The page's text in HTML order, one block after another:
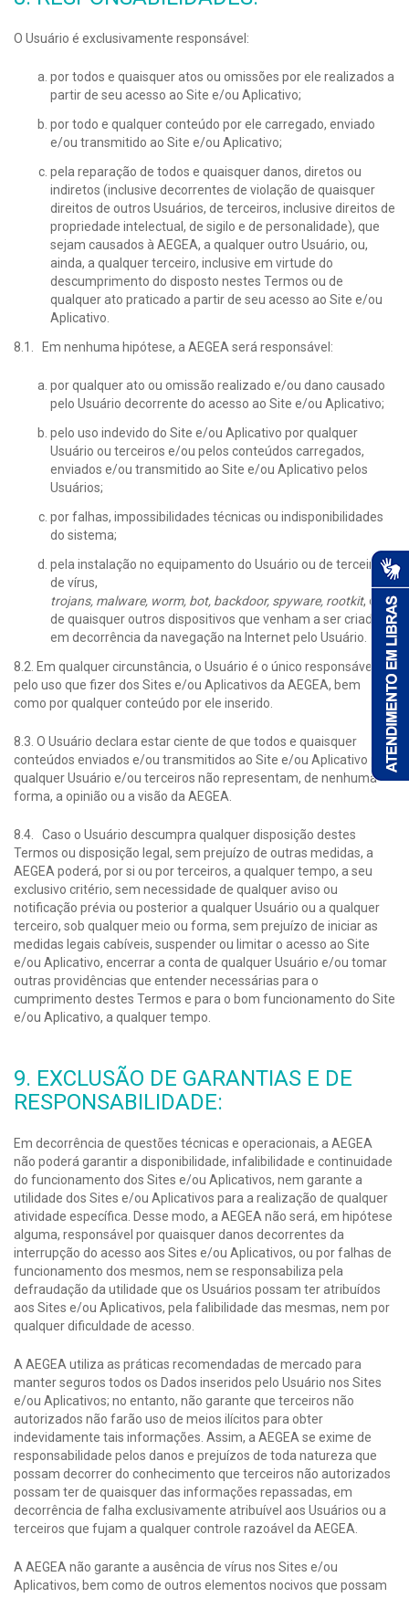
O Usuário é exclusivamente responsável:
por todos e quaisquer atos ou omissões por ele realizados a
partir de seu acesso ao Site e/ou Aplicativo;
por todo e qualquer conteúdo por ele carregado, enviado
e/ou transmitido ao Site e/ou Aplicativo;
pela reparação de todos e quaisquer danos, diretos ou
indiretos (inclusive decorrentes de violação de quaisquer
direitos de outros Usuários, de terceiros, inclusive direitos de
propriedade intelectual, de sigilo e de personalidade), que
sejam causados à AEGEA, a qualquer outro Usuário, ou,
ainda, a qualquer terceiro, inclusive em virtude do
descumprimento do disposto nestes Termos ou de
qualquer ato praticado a partir de seu acesso ao Site e/ou
Aplicativo.
8.1. Em nenhuma hipótese, a AEGEA será responsável:
por qualquer ato ou omissão realizado e/ou dano causado
pelo Usuário decorrente do acesso ao Site e/ou Aplicativo;
pelo uso indevido do Site e/ou Aplicativo por qualquer
Usuário ou terceiros e/ou pelos conteúdos carregados,
enviados e/ou transmitido ao Site e/ou Aplicativo pelos
Usuários;
por falhas, impossibilidades técnicas ou indisponibilidades
do sistema;
pela instalação no equipamento do Usuário ou de terceiros,
de vírus,
trojans, malware, worm, bot, backdoor, spyware, rootkit, ou
de quaisquer outros dispositivos que venham a ser criados,
em decorrência da navegação na Internet pelo Usuário.
8.2. Em qualquer circunstância, o Usuário é o único responsável
pelo uso que fizer dos Sites e/ou Aplicativos da AEGEA, bem
como por qualquer conteúdo por ele inserido.
8.3. O Usuário declara estar ciente de que todos e quaisquer
conteúdos enviados e/ou transmitidos ao Site e/ou Aplicativo por
qualquer Usuário e/ou terceiros não representam, de nenhuma
forma, a opinião ou a visão da AEGEA.
8.4. Caso o Usuário descumpra qualquer disposição destes
Termos ou disposição legal, sem prejuízo de outras medidas, a
AEGEA poderá, por si ou por terceiros, a qualquer tempo, a seu
exclusivo critério, sem necessidade de qualquer aviso ou
notificação prévia ou posterior a qualquer Usuário ou a qualquer
terceiro, sob qualquer meio ou forma, sem prejuízo de iniciar as
medidas legais cabíveis, suspender ou limitar o acesso ao Site
e/ou Aplicativo, encerrar a conta de qualquer Usuário e/ou tomar
outras providências que entender necessárias para o
cumprimento destes Termos e para o bom funcionamento do Site
e/ou Aplicativo, a qualquer tempo.
9. EXCLUSÃO DE GARANTIAS E DE
RESPONSABILIDADE:
Em decorrência de questões técnicas e operacionais, a AEGEA
não poderá garantir a disponibilidade, infalibilidade e continuidade
do funcionamento dos Sites e/ou Aplicativos, nem garante a
utilidade dos Sites e/ou Aplicativos para a realização de qualquer
atividade específica. Desse modo, a AEGEA não será, em hipótese
alguma, responsável por quaisquer danos decorrentes da
interrupção do acesso aos Sites e/ou Aplicativos, ou por falhas de
funcionamento dos mesmos, nem se responsabiliza pela
defraudação da utilidade que os Usuários possam ter atribuídos
aos Sites e/ou Aplicativos, pela falibilidade das mesmas, nem por
qualquer dificuldade de acesso.
A AEGEA utiliza as práticas recomendadas de mercado para
manter seguros todos os Dados inseridos pelo Usuário nos Sites
e/ou Aplicativos; no entanto, não garante que terceiros não
autorizados não farão uso de meios ilícitos para obter
indevidamente tais informações. Assim, a AEGEA se exime de
responsabilidade pelos danos e prejuízos de toda natureza que
possam decorrer do conhecimento que terceiros não autorizados
possam ter de quaisquer das informações repassadas, em
decorrência de falha exclusivamente atribuível aos Usuários ou a
terceiros que fujam a qualquer controle razoável da AEGEA.
A AEGEA não garante a ausência de vírus nos Sites e/ou
Aplicativos, bem como de outros elementos nocivos que possam